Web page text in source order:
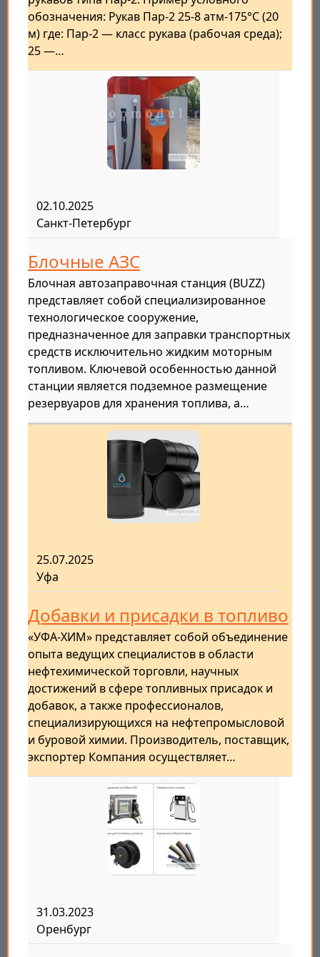
обозначения: Рукав Пар-2 25-8 атм-175°C (20
м) где: Пар-2 — класс рукава (рабочая среда);
25 —…
02.10.2025
Санкт-Петербург
Блочные АЗС
Блочная автозаправочная станция (BUZZ)
представляет собой специализированное
технологическое сооружение,
предназначенное для заправки транспортных
средств исключительно жидким моторным
топливом. Ключевой особенностью данной
станции является подземное размещение
резервуаров для хранения топлива, а…
25.07.2025
Уфа
Добавки и присадки в топливо
«УФА-ХИМ» представляет собой объединение
опыта ведущих специалистов в области
нефтехимической торговли, научных
достижений в сфере топливных присадок и
добавок, а также профессионалов,
специализирующихся на нефтепромысловой
и буровой химии. Производитель, поставщик,
экспортер Компания осуществляет…
31.03.2023
Оренбург